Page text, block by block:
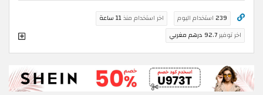
239 استخدام اليوم اخر استخدام منذ11 ساعة
اخر توفير92.7 درهم مغربي